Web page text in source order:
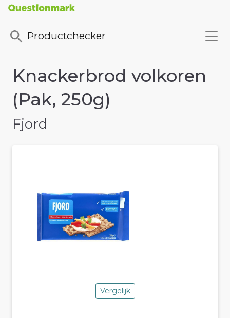
Productchecker
Knackerbrod volkoren
(Pak, 250g)
Fjord
Vergelijk